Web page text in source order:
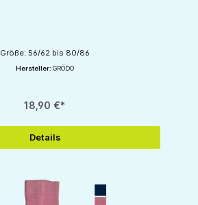
Größe: 56/62 bis 80/86
Hersteller: GRÖDO
18,90 €*
Details